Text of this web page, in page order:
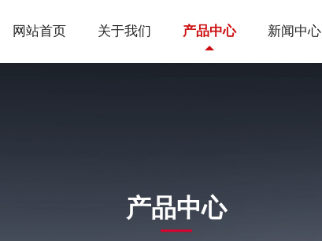
网站首页 关于我们 产品中心 新闻中心
产品中心